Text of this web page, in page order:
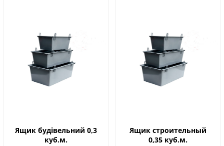
Ящик будівельний 0,3
куб.м.
Ящик строительный
0,35 куб.м.